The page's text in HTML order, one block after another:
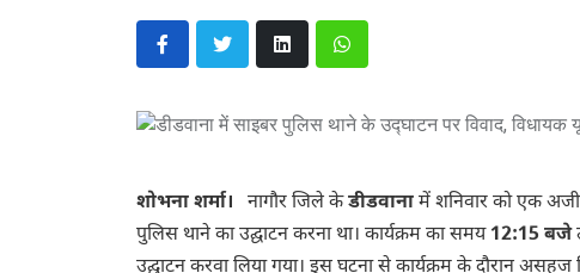
शोभना शर्मा। नागौर जिले केडीडवानामें शनिवार को एक
पुलिस थाने का उद्घाटन करना था। कार्यक्रम का समय12:15 बजे
उद्घाटन करवा लिया गया। इस घटना से कार्यक्रम के दौरान